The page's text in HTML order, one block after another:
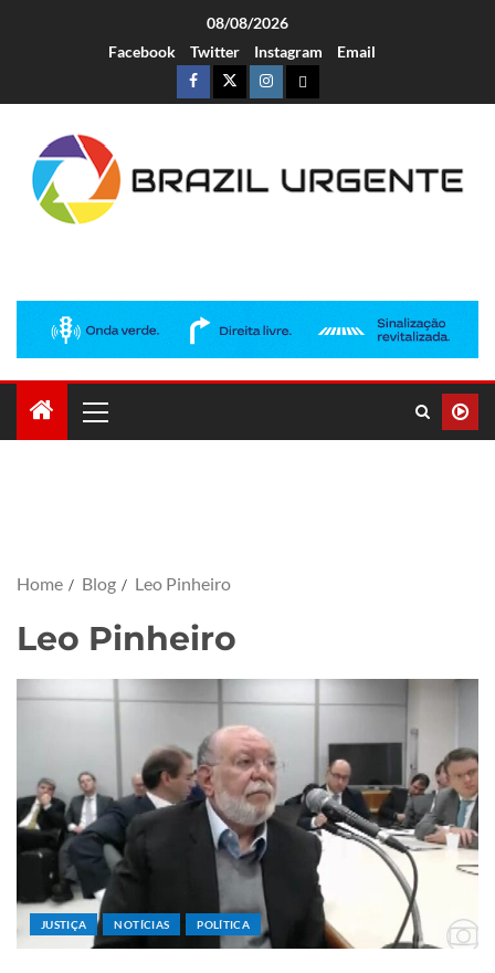
08/08/2026
Facebook
Twitter Instagram Email
Home Blog Leo Pinheiro
Leo Pinheiro
JUSTIÇA NOTÍCIAS POLÍTICA